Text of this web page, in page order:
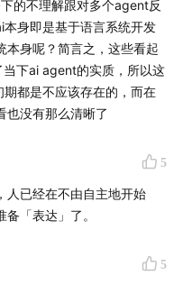
制可解释性）
的不理解跟对多个agent反
身即是基于语言系统开发
本身呢？简言之，这些看起
当下ai agent的实质，所以这
都是不应该存在的，而在
也没有那么清晰了
5
人已经在不由自主地开始
备「表达」了。
5